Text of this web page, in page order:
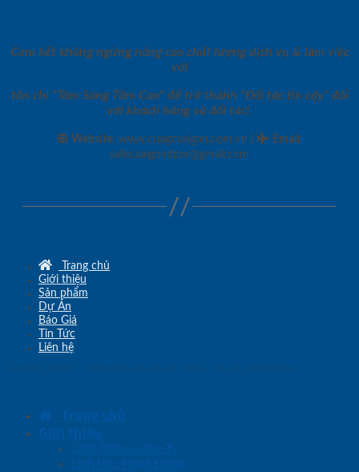
Cam kết không ngừng nâng cao chất lượng dịch vụ & làm việc
với
tôn chỉ “Tâm Sáng Tầm Cao” để trở thành “Đối tác tin cậy” đối
với khách hàng và đối tác!.
Website: www.cuagosaigon.com.vn Email :
sales.saigondoor@gmail.com
Trang chủ
Giới thiệu
Sản phẩm
Dự Án
Báo Giá
Tin Tức
Liên hệ
Trang chủ
Giới thiệu
Giới Thiệu Công Ty
Lĩnh Vực Hoạt Động